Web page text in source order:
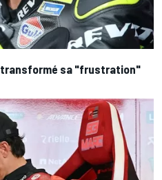
transformé sa "frustration"